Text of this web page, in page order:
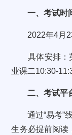
一、考试时
2022年4月23
具体安排：英
业课二10:30-
二、考试平
通过“易考”线
生务必提前阅读